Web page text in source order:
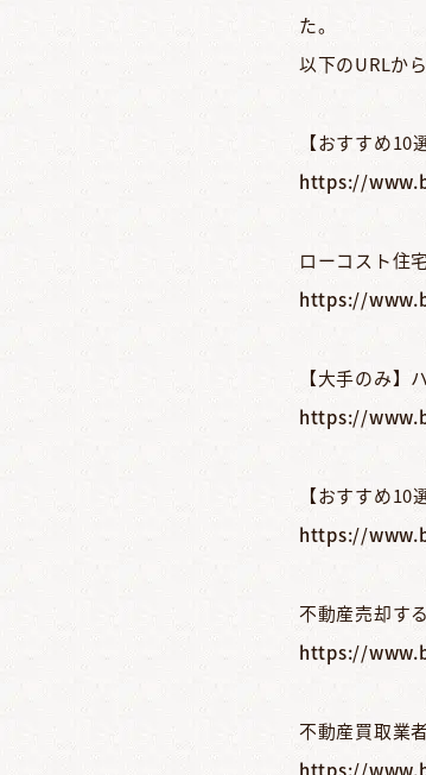
た。
以下のURLか
【おすすめ
https://
ローコスト住
https://
【大手のみ
https://
【おすすめ
https://
不動産売却す
https://
不動産買取業